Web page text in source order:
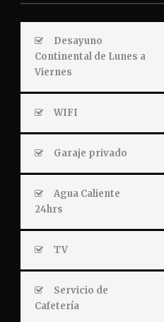
Desayuno
Continental de Lunes a
Viernes
WIFI
Garaje privado
Agua Caliente
24hrs
TV
Servicio de
Cafetería